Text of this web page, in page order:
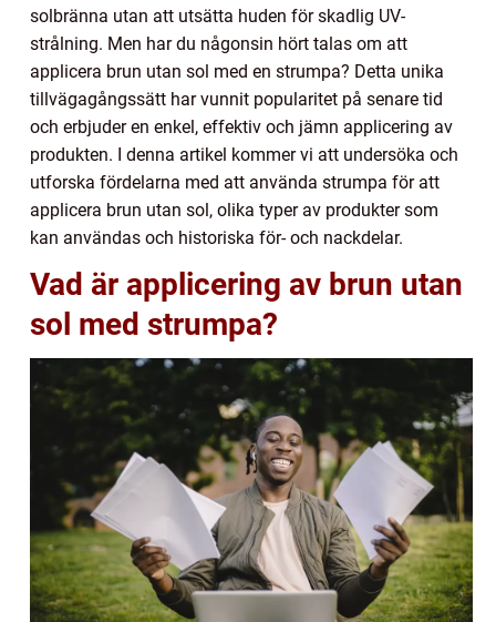
solbränna utan att utsätta huden för skadlig UV-
strålning. Men har du någonsin hört talas om att
applicera brun utan sol med en strumpa? Detta unika
tillvägagångssätt har vunnit popularitet på senare tid
och erbjuder en enkel, effektiv och jämn applicering av
produkten. I denna artikel kommer vi att undersöka och
utforska fördelarna med att använda strumpa för att
applicera brun utan sol, olika typer av produkter som
kan användas och historiska för- och nackdelar.
Vad är applicering av brun utan
sol med strumpa?